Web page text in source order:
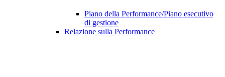
Piano della Performance/Piano esecutivo
di gestione
Relazione sulla Performance